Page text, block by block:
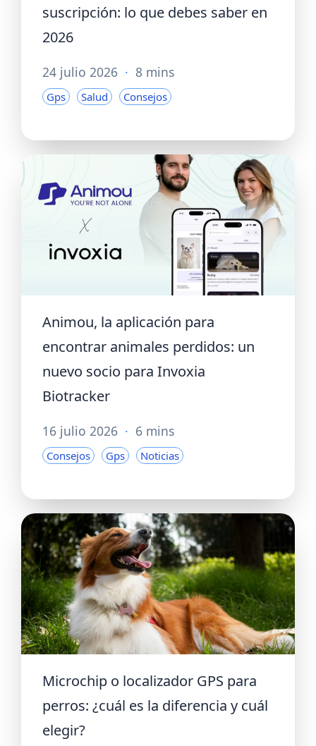
suscripción: lo que debes saber en
2026
24 julio 2026 · 8 mins
Gps Salud Consejos
Animou, la aplicación para
encontrar animales perdidos: un
nuevo socio para Invoxia
Biotracker
16 julio 2026 · 6 mins
Consejos Gps Noticias
Microchip o localizador GPS para
perros: ¿cuál es la diferencia y cuál
elegir?